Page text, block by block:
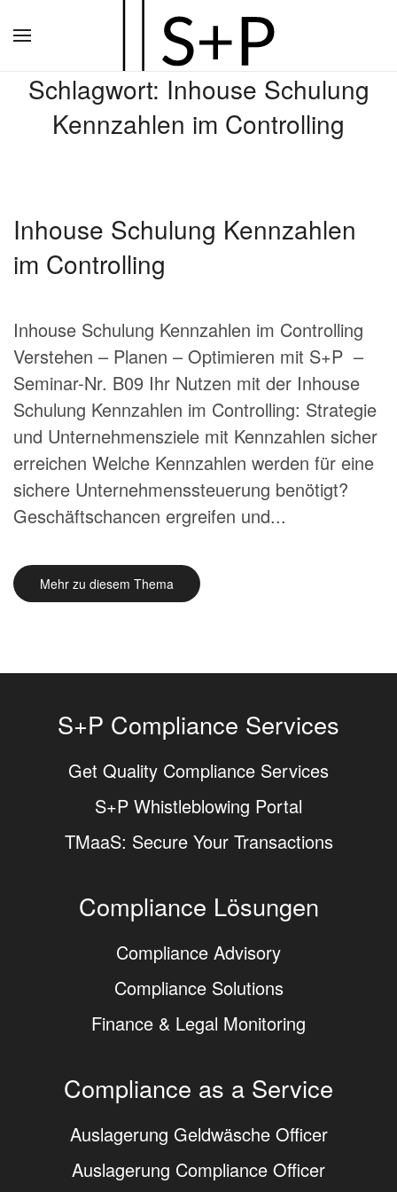
Hauptinhalt
springen
Schlagwort: Inhouse Schulung
Kennzahlen im Controlling
Inhouse Schulung Kennzahlen
im Controlling
Inhouse Schulung Kennzahlen im Controlling
Verstehen – Planen – Optimieren mit S+P –
Seminar-Nr. B09 Ihr Nutzen mit der Inhouse
Schulung Kennzahlen im Controlling: Strategie
und Unternehmensziele mit Kennzahlen sicher
erreichen Welche Kennzahlen werden für eine
sichere Unternehmenssteuerung benötigt?
Geschäftschancen ergreifen und...
Mehr zu diesem Thema
S+P Compliance Services
Get Quality Compliance Services
S+P Whistleblowing Portal
TMaaS: Secure Your Transactions
Compliance Lösungen
Compliance Advisory
Compliance Solutions
Finance & Legal Monitoring
Compliance as a Service
Auslagerung Geldwäsche Officer
Auslagerung Compliance Officer